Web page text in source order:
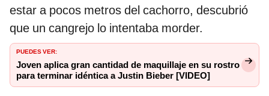
estar a pocos metros del cachorro, descubrió
que un cangrejo lo intentaba morder.
PUEDES VER:
Joven aplica gran cantidad de maquillaje en su rostro
para terminar idéntica a Justin Bieber [VIDEO]